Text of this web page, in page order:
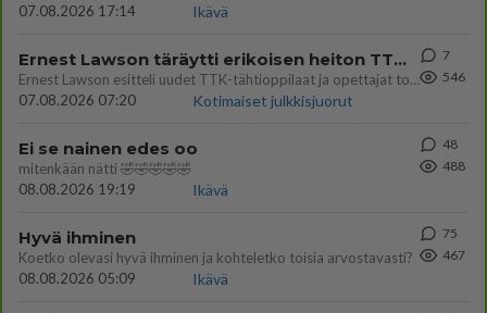
07.08.2026 17:14
Ikävä
Ernest Lawson täräytti erikoisen heiton TTK-lehdistötilaisuudessa: " Onko tässä tarkoituksena...?"
Ernest Lawson esitteli uudet TTK-tähtioppilaat ja opettajat torstaina 6.8. lehdistölle. Tulevalla kaudella on yksi hausk
07.08.2026 07:20
Kotimaiset julkkisjuorut
7
546
Ei se nainen edes oo
mitenkään nätti 🤣🤣🤣🤣🤣
08.08.2026 19:19
Ikävä
48
488
Hyvä ihminen
Koetko olevasi hyvä ihminen ja kohteletko toisia arvostavasti?
08.08.2026 05:09
Ikävä
75
467